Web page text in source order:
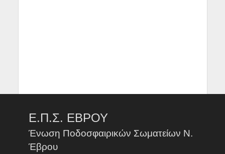
Ε.Π.Σ. ΕΒΡΟΥ
Ένωση Ποδοσφαιρικών Σωματείων Ν.
Έβρου